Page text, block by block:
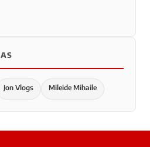
Jon Vlogs Mileide Mihaile